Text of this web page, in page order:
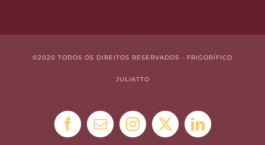
©2020 TODOS OS DIREITOS RESERVADOS - FRIGORÍFICO
JULIATTO
Facebook
E-
Instagram
X LinkedIn